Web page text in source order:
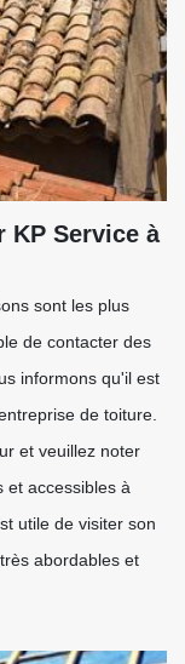
KP Service à
sont les plus
de contacter des
informons qu'il est
de toiture.
et veuillez noter
et accessibles à
utile de visiter son
abordables et